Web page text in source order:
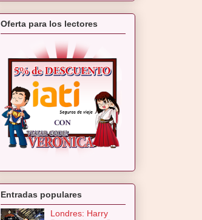
Oferta para los lectores
Entradas populares
Londres: Harry